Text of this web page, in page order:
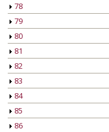
78
79
80
81
82
83
84
85
86